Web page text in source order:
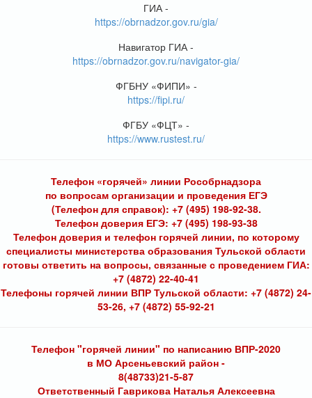
ГИА -
https://obrnadzor.gov.ru/gia/
Навигатор ГИА -
https://obrnadzor.gov.ru/navigator-gia/
ФГБНУ «ФИПИ» -
https://fipi.ru/
ФГБУ «ФЦТ» -
https://www.rustest.ru/
Телефон «горячей» линии Рособрнадзора
по вопросам организации и проведения ЕГЭ
(Телефон для справок): +7 (495) 198-92-38.
Телефон доверия ЕГЭ: +7 (495) 198-93-38
Телефон доверия и телефон горячей линии, по которому
специалисты министерства образования Тульской области
готовы ответить на вопросы, связанные с проведением ГИА:
+7 (4872) 22-40-41
Телефоны горячей линии ВПР Тульской области: +7 (4872) 24-
53-26, +7 (4872) 55-92-21
Телефон "горячей линии" по написанию ВПР-2020
в МО Арсеньевский район -
8(48733)21-5-87
Ответственный Гаврикова Наталья Алексеевна